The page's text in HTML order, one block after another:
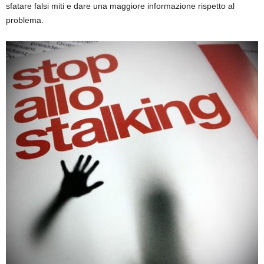
sfatare falsi miti e dare una maggiore informazione rispetto al
problema.